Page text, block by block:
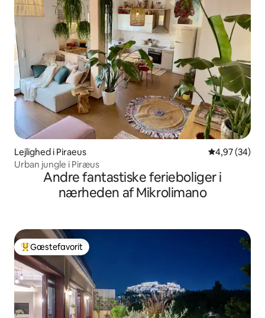
Lejlighed i Piraeus 4,97 ud af 5 i
4,97 (34)
Urban jungle i Piræus
Andre fantastiske ferieboliger i
nærheden af Mikrolimano
Bedste gæstefavorit
Gæstefavorit